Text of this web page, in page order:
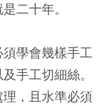
二十年。
學會幾樣手工
手工切細絲。
，且水準必須